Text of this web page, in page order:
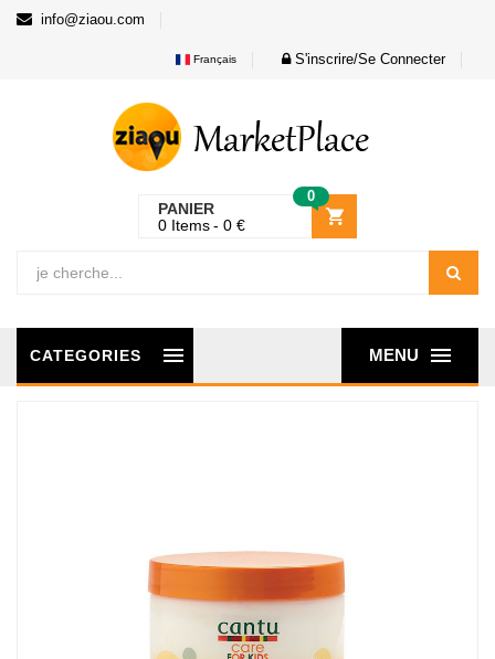
info@ziaou.com
Français S'inscrire/Se Connecter
PANIER
0
0 Items 0 €
MENU
CATEGORIES